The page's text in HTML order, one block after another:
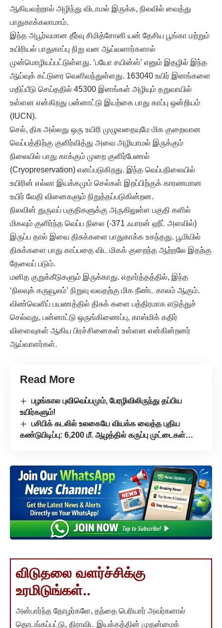
ஆகியவற்றால் அழிந்து விடாமல் இருக்க, நிலவில் வைத்து
பாதுகாக்கலாமாம்.
இந்த அபூர்வமான தீர்வு சிமித்சோனி யன் தேசிய பூங்கா மற்றும்
உயிரியல் பாதுகாப்பு நிறு வன ஆய்வளார்களால்
முன்மொழியப்பட்டுள்ளது. ‘பயோ சயின்ஸ்’ எனும் இதழில் இந்த
ஆய்வுக் கட்டுரை வெளிவந்துள்ளது. 163040 உயிர் இனங்களை
மதிப்பீடு செய்ததில் 45300 இனங்கள் அழியும் தறுவாயில்
உள்ளன என்கிறது பன்னாட்டு இயற்கை பாது காப்பு ஒன்றியம்
(IUCN).
செல், திசு அல்லது ஒரு உயிரி முழுவதையுமே மிக குறைவான
வெப்பத்திற்கு குளிர்வித்து அவை அழியாமல் இருக்கும்
நிலையில் பாது காக்கும் முறை குளிர்பேணல்
(Cryopreservation) எனப்படுகிறது. இந்த வெப்பநிலையில்
உயிரின் எல்லா இயக்கமும் செல்கள் இறப்பிற்குக் காரணமான
உயிர் வேதி வினைகளும் நிறுத்தப்படுகின்றன.
நிலவின் துருவப் பகுதிகளுக்கு அருகிலுள்ள பகுதி களில்
மிகவும் குளிர்ந்த வெப்ப நிலை (-371 ஃபாரன் ஹீட் அளவில்)
இருப்ப தால் இவை திசுக்களை பாதுகாக்க உகந்தது. பூமியில்
திசுக்களை பாது காப்பதை விட மிகக் குறைந்த ஆற்றலே இதற்கு
தேவைப் படும்.
மனித குறுக்கீடுகளும் இருக்காது. எதார்த்தத்தில், இந்த
‘நிலவுக் கருவூலம்’ நிறுவு வவதற்கு மிக நீண்ட காலம் ஆகும்.
விண்வெளிப் பயணத்தில் திசுக் களை பத்திரமாக எடுத்துச்
செல்வது, பன்னாட்டு ஒருங்கிணைப்பு, காஸ்மிக் கதிர்
விளைவுகள் ஆகிய பிரச்சினைகள் உள்ளன என்கின்றனர்
ஆய்வாளர்கள்.
Read More
பழங்கால புவிவெப்பமும், பேரழிவிலிருந்து தப்பிய
உயிர்களும்!
பசிபிக் கடலில் உலகையே வியக்க வைத்த புதிய
கண்டுபிடிப்பு: 6,200 மீ. ஆழத்தில் கருப்பு முட்டைகள்…
விடுதலை வளர்ச்சிக்கு
உரமிடுங்கள்..
அன்பார்ந்த தோழர்களே, தந்தை பெரியார் அவர்களால்
தொடங்கப்பட்டு, திராவிட இயக்கத்தின் முதன்மைக்